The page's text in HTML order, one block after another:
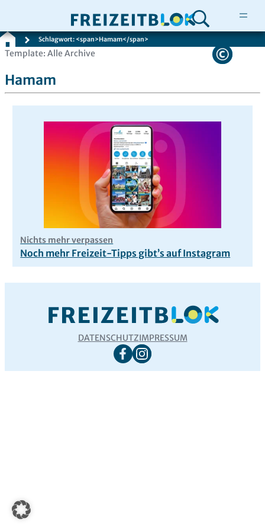
Zum
springen
Schlagwort: <span>Hamam</span>
Template: Alle Archive
Hamam
Nichts mehr verpassen
Noch mehr Freizeit-Tipps gibt’s auf Instagram
DATENSCHUTZIMPRESSUM